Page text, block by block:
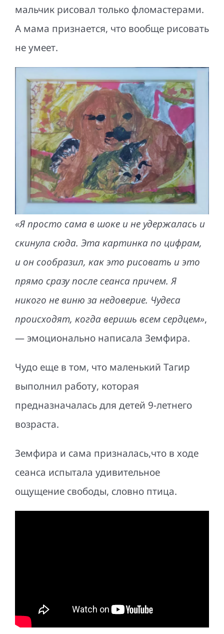
мальчик рисовал только фломастерами.
А мама признается, что вообще рисовать
не умеет.
«Я просто сама в шоке и не удержалась и
скинула сюда. Эта картинка по цифрам,
и он сообразил, как это рисовать и это
прямо сразу после сеанса причем. Я
никого не виню за недоверие. Чудеса
происходят, когда веришь всем сердцем»,
— эмоционально написала Земфира.
Чудо еще в том, что маленький Тагир
выполнил работу, которая
предназначалась для детей 9-летнего
возраста.
Земфира и сама призналась,что в ходе
сеанса испытала удивительное
ощущение свободы, словно птица.